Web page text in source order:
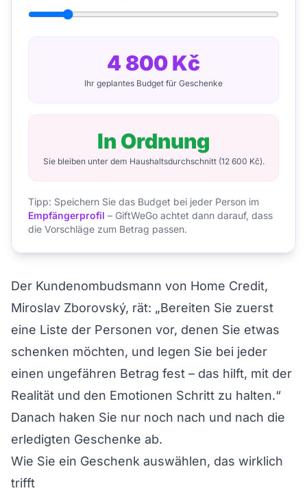
4 800 Kč
Ihr geplantes Budget für Geschenke
In Ordnung
Sie bleiben unter dem Haushaltsdurchschnitt (12 600 Kč).
Tipp: Speichern Sie das Budget bei jeder Person im
Empfängerprofil – GiftWeGo achtet dann darauf, dass
die Vorschläge zum Betrag passen.
Der Kundenombudsmann von Home Credit,
Miroslav Zborovský, rät: „Bereiten Sie zuerst
eine Liste der Personen vor, denen Sie etwas
schenken möchten, und legen Sie bei jeder
einen ungefähren Betrag fest – das hilft, mit der
Realität und den Emotionen Schritt zu halten.“
Danach haken Sie nur noch nach und nach die
erledigten Geschenke ab.
Wie Sie ein Geschenk auswählen, das wirklich
trifft